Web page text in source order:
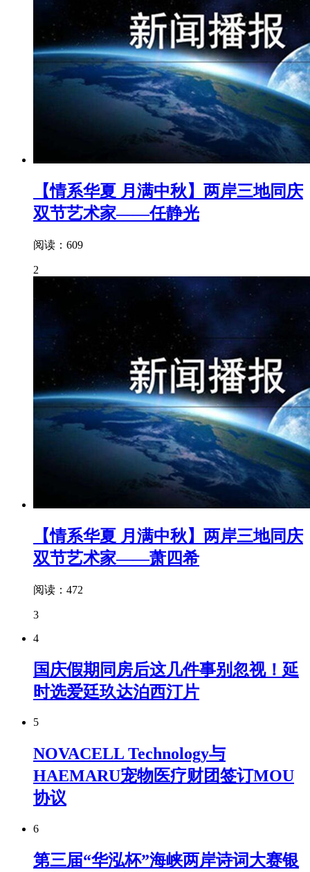
【情系华夏 月满中秋】两岸三地同庆
双节艺术家——任静光
阅读：609
2
【情系华夏 月满中秋】两岸三地同庆
双节艺术家——萧四希
阅读：472
3
4
国庆假期同房后这几件事别忽视！延
时选爱廷玖达泊西汀片
5
NOVACELL Technology与
HAEMARU宠物医疗财团签订MOU
协议
6
第三届“华泓杯”海峡两岸诗词大赛银